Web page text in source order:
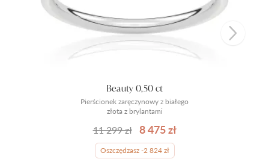
Pierścionek zaręczynowy z białego
złota z brylantami
Beauty 0,50 ct
11 299 zł 8 475 zł
Oszczędzasz -2 824 zł